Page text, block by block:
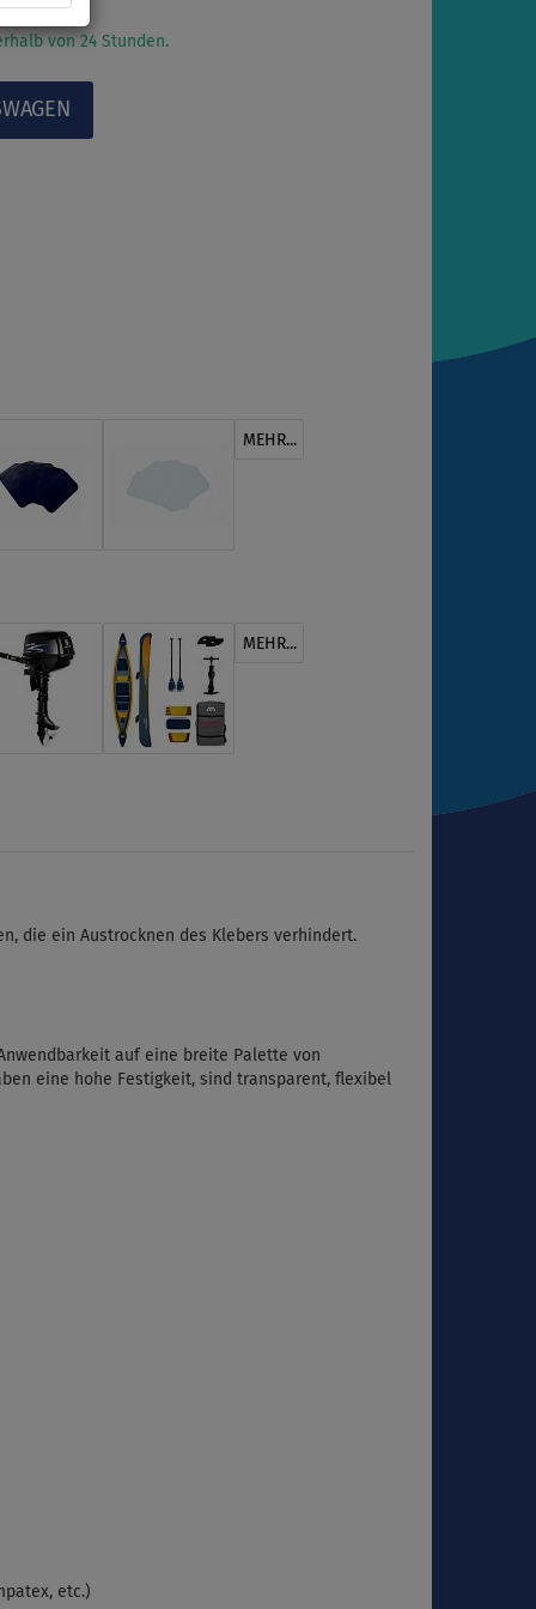
von 24 Stunden.
MEHR...
MEHR...
die ein Austrocknen des Klebers verhindert.
auf eine breite Palette von
eine hohe Festigkeit, sind transparent, flexibel
etc.)